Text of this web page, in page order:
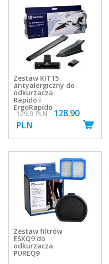
Zestaw KIT15
antyalergiczny do
odkurzacza
Rapido i
ErgoRapido
129.9 PLN 128.90
PLN
Zestaw filtrów
ESKQ9 do
odkurzacza
PUREQ9